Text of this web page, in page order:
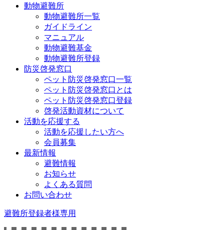
動物避難所
動物避難所一覧
ガイドライン
マニュアル
動物避難基金
動物避難所登録
防災啓発窓口
ペット防災啓発窓口一覧
ペット防災啓発窓口とは
ペット防災啓発窓口登録
啓発活動資材について
活動を応援する
活動を応援したい方へ
会員募集
最新情報
避難情報
お知らせ
よくある質問
お問い合わせ
避難所登録者様専用